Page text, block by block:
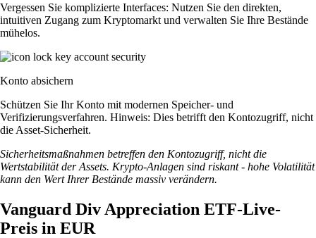
Vergessen Sie komplizierte Interfaces: Nutzen Sie den direkten,
intuitiven Zugang zum Kryptomarkt und verwalten Sie Ihre Bestände
mühelos.
Konto absichern
Schützen Sie Ihr Konto mit modernen Speicher- und
Verifizierungsverfahren. Hinweis: Dies betrifft den Kontozugriff, nicht
die Asset-Sicherheit.
Sicherheitsmaßnahmen betreffen den Kontozugriff, nicht die
Wertstabilität der Assets. Krypto-Anlagen sind riskant - hohe Volatilität
kann den Wert Ihrer Bestände massiv verändern.
Vanguard Div Appreciation ETF-Live-
Preis in EUR